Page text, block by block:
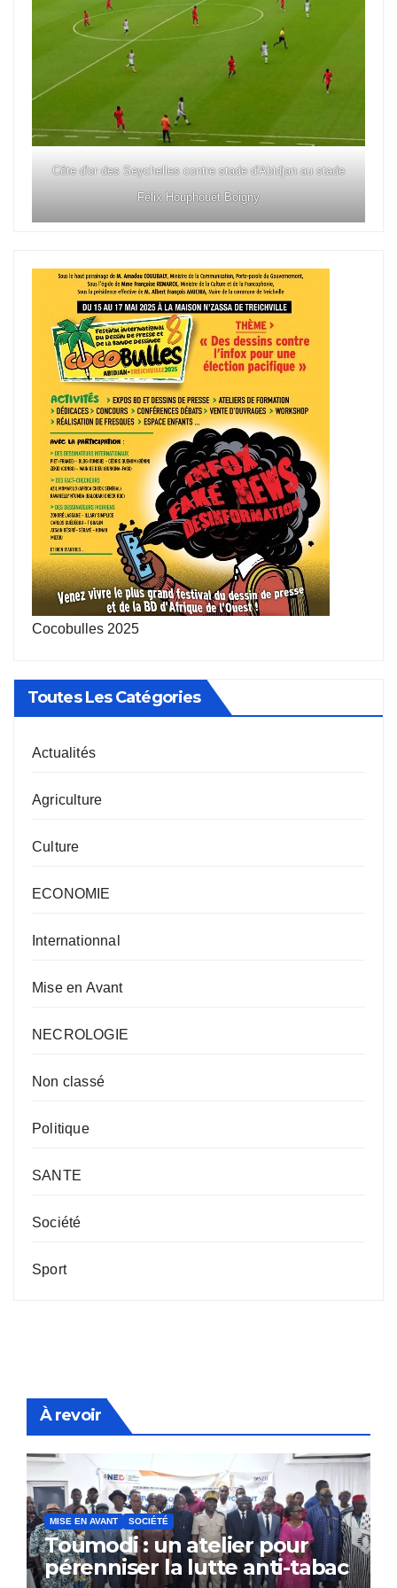
Côte d'or des Seychelles contre stade d'Abidjan au stade
Félix Houphouët Boigny
Cocobulles 2025
Toutes Les Catégories
Actualités
Agriculture
Culture
ECONOMIE
Internationnal
Mise en Avant
NECROLOGIE
Non classé
Politique
SANTE
Société
Sport
À revoir
MISE EN AVANT SOCIÉTÉ
Toumodi : un atelier pour
pérenniser la lutte anti-tabac